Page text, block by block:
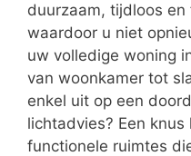
duurzaam, tijdloos
waardoor u niet
uw volledige woning
van woonkamer tot
enkel uit op een
lichtadvies? Een
functionele ruimtes